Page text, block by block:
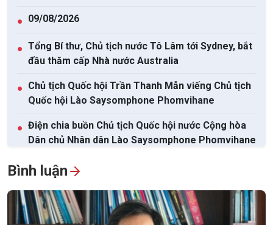
● 09/08/2026
● Tổng Bí thư, Chủ tịch nước Tô Lâm tới Sydney, bắt
đầu thăm cấp Nhà nước Australia
● Chủ tịch Quốc hội Trần Thanh Mẫn viếng Chủ tịch
Quốc hội Lào Saysomphone Phomvihane
● Điện chia buồn Chủ tịch Quốc hội nước Cộng hòa
Dân chủ Nhân dân Lào Saysomphone Phomvihane
Bình luận